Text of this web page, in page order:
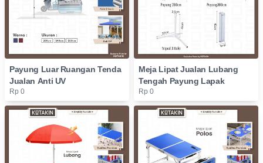
Payung Luar Ruangan Tenda
Jualan Anti UV
Rp 0
Meja Lipat Jualan Lubang
Tengah Payung Lapak
Rp 0